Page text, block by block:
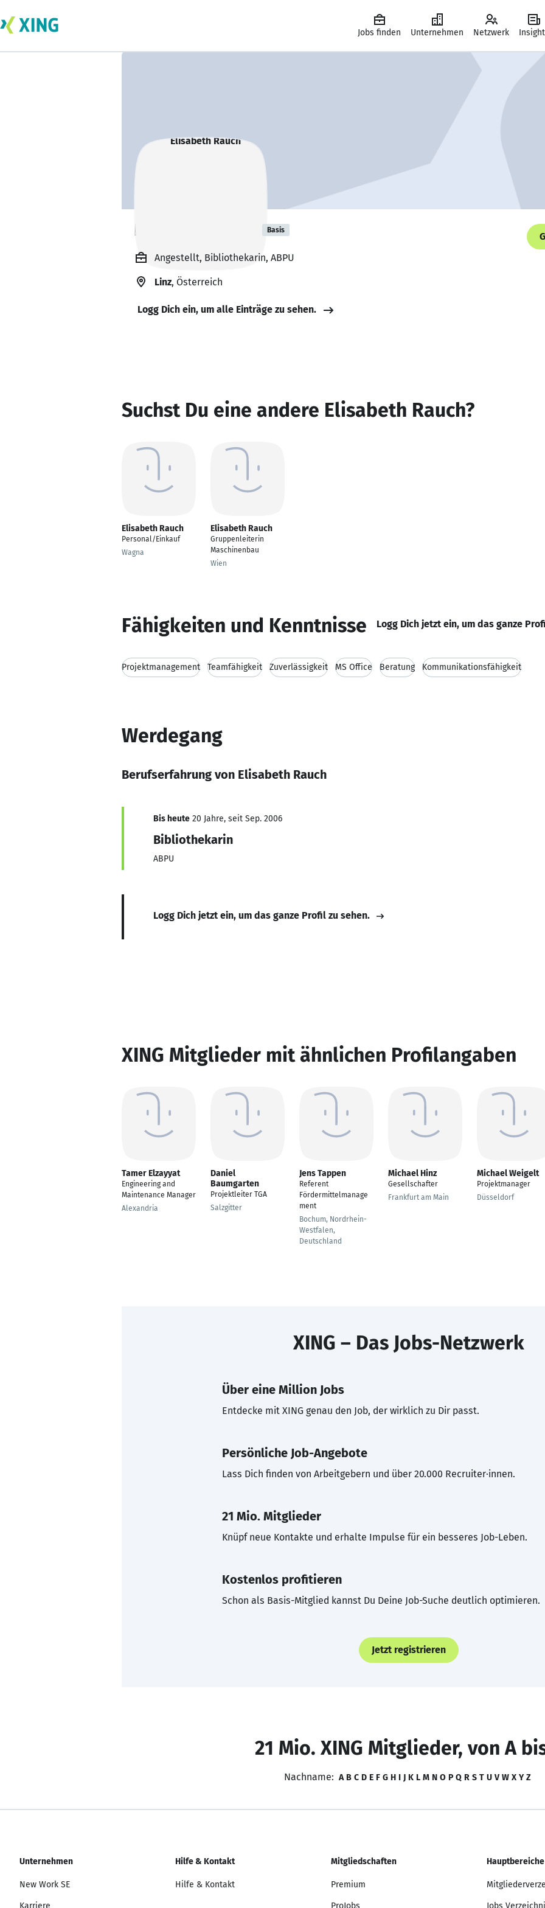
Jobs finden Unternehmen Netzwerk
Elisabeth Rauch Basis
Angestellt, Bibliothekarin, ABPU
Linz, Österreich
Logg Dich ein, um alle Einträge zu sehen.
Suchst Du eine andere Elisabeth Rauch?
Elisabeth Rauch
Personal/Einkauf
Wagna
Elisabeth Rauch
Gruppenleiterin
Maschinenbau
Wien
Fähigkeiten und Kenntnisse Logg Dich jetzt ein, um das ganze
Projektmanagement Teamfähigkeit Zuverlässigkeit MS Office Beratung Kommunikationsfähigkeit
Werdegang
Berufserfahrung von Elisabeth Rauch
Bis heute 20 Jahre, seit Sep. 2006
Bibliothekarin
ABPU
Logg Dich jetzt ein, um das ganze Profil zu sehen.
XING Mitglieder mit ähnlichen Profilangaben
Tamer Elzayyat
Engineering and
Maintenance Manager
Alexandria
Daniel
Baumgarten
Projektleiter TGA
Salzgitter
Jens Tappen
Referent
Fördermittelmanage
ment
Bochum, Nordrhein-
Westfalen,
Deutschland
Michael Hinz
Gesellschafter
Frankfurt am Main
Michael Weigelt
Projektmanager
Düsseldorf
XING – Das Jobs-Netzwerk
Über eine Million Jobs
Entdecke mit XING genau den Job, der wirklich zu Dir passt.
Persönliche Job-Angebote
Lass Dich finden von Arbeitgebern und über 20.000 Recruiter·innen.
21 Mio. Mitglieder
Knüpf neue Kontakte und erhalte Impulse für ein besseres Job-Leben.
Kostenlos profitieren
Schon als Basis-Mitglied kannst Du Deine Job-Suche deutlich optimieren.
Jetzt registrieren
21 Mio. XING Mitglieder, von A
Nachname: A B C D E F G H I J K L M N O P Q R S T U V W X Y Z
Unternehmen
New Work SE
Karriere
Hilfe & Kontakt
Hilfe & Kontakt
Mitgliedschaften
Premium
ProJobs
Hauptbereiche
Jobs